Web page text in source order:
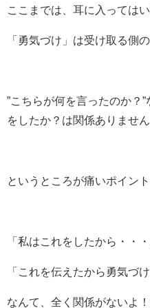
ここまでは、耳に入っては
「勇気づけ」は受け取る側
”こちらが何を言ったのか？
をしたか？は関係ありません
というところが痛いポイント
「私はこれをしたから・・
「これを伝えたから勇気づ
なんて、全く関係がないよ